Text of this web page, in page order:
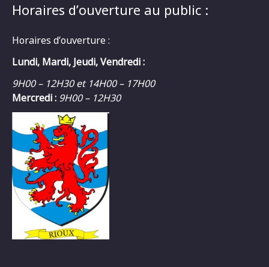
Horaires d’ouverture au public :
Horaires d’ouverture :
Lundi, Mardi, Jeudi, Vendredi :
9H00 – 12H30 et 14H00 – 17H00
Mercredi : 9H00 – 12H30